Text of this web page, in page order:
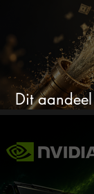
Dit
verhogen,